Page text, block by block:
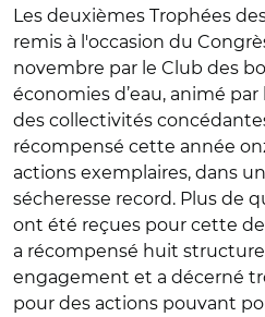
Les deuxièmes Trophées
remis à l'occasion du
novembre par le Club des
économies d’eau, animé
des collectivités
récompensé cette année
actions exemplaires, dans
sécheresse record. Plus de
ont été reçues pour cette
a récompensé huit
engagement et a décerné
pour des actions pouvant